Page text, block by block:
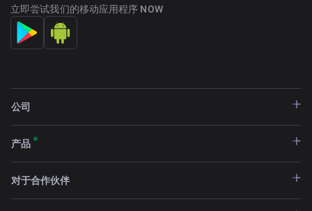
立即尝试我们的移动应用程序 NOW
公司
产品
对于合作伙伴